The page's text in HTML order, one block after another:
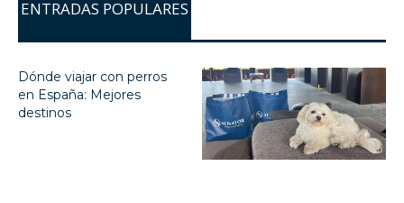
ENTRADAS POPULARES
Dónde viajar con perros
en España: Mejores
destinos